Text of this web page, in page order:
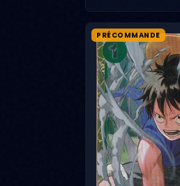
PRÉCOMMANDE